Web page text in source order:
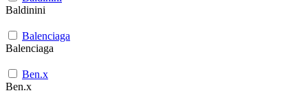
Baldinini
Balenciaga
Balenciaga
Ben.x
Ben.x